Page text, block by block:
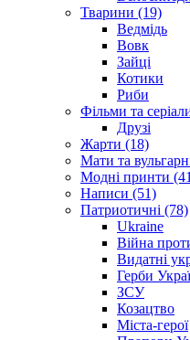
Тварини (19)
Ведмідь
Вовк
Зайці
Котики
Риби
Фільми та
Друзі
Жарти (18)
Мати та
Модні принти
Написи (51)
Патриотичні (78)
Ukraine
Війна
Видатні
Герби
ЗСУ
Козацтво
Міста-герої